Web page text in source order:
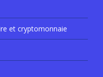
et cryptomonnaie